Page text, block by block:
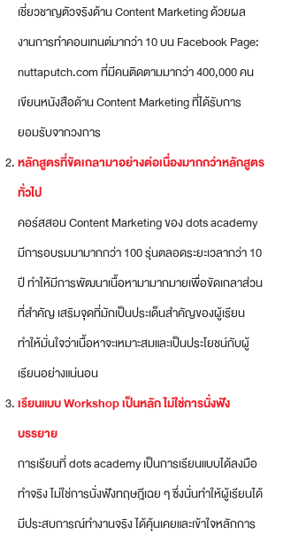
เชี่ยวชาญตัวจริงด้าน Content Marketing ด้วยผล
งานการทำคอนเทนต์มากว่า 10 บน Facebook Page:
nuttaputch.com ที่มีคนติดตามมากว่า 400,000 คน
เขียนหนังสือด้าน Content Marketing ที่ได้รับการ
ยอมรับจากวงการ
หลักสูตรที่ขัดเกลามาอย่างต่อเนื่องมากกว่าหลักสูตร
ทั่วไป
คอร์สสอน Content Marketing ของ dots academy
มีการอบรมมามากกว่า 100 รุ่นตลอดระยะเวลากว่า 10
ปี ทำให้มีการพัฒนาเนื้อหามามากมายเพื่อขัดเกลาส่วน
ที่สำคัญ เสริมจุดที่มักเป็นประเด็นสำคัญของผู้เรียน
ทำให้มั่นใจว่าเนื้อหาจะเหมาะสมและเป็นประโยชน์กับผู้
เรียนอย่างแน่นอน
เรียนแบบ Workshop เป็นหลัก ไม่ใช่การนั่งฟัง
บรรยาย
การเรียนที่ dots academy เป็นการเรียนแบบได้ลงมือ
ทำจริง ไม่ใช่การนั่งฟังทฤษฎีเฉย ๆ ซึ่งนั่นทำให้ผู้เรียนได้
มีประสบการณ์ทำงานจริง ได้คุ้นเคยและเข้าใจหลักการ